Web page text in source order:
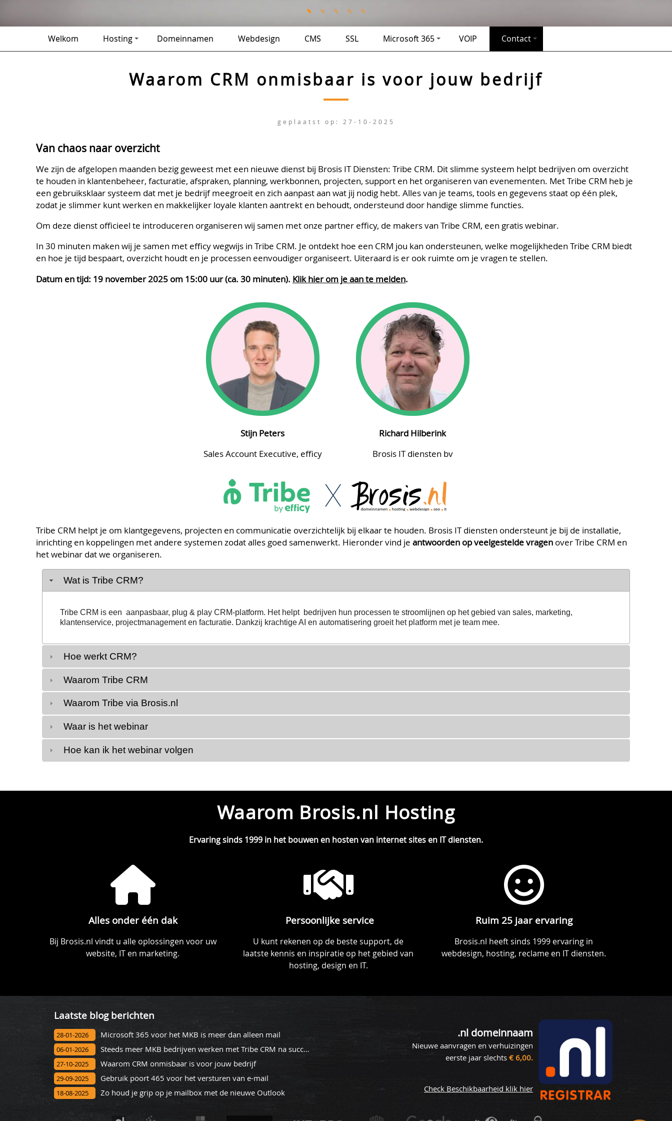
Welkom Hosting Domeinnamen Webdesign CMS SSL Microsoft 365 VOIP Contact
Waarom CRM onmisbaar is voor jouw bedrijf
geplaatst op: 27-10-2025
Van chaos naar overzicht
We zijn de afgelopen maanden bezig geweest met een nieuwe dienst bij Brosis IT Diensten: Tribe CRM. Dit slimme systeem helpt bedrijven om overzicht
te houden in klantenbeheer, facturatie, afspraken, planning, werkbonnen, projecten, support en het organiseren van evenementen. Met Tribe CRM heb je
een gebruiksklaar systeem dat met je bedrijf meegroeit en zich aanpast aan wat jij nodig hebt. Alles van je teams, tools en gegevens staat op één plek,
zodat je slimmer kunt werken en makkelijker loyale klanten aantrekt en behoudt, ondersteund door handige slimme functies.
Om deze dienst officieel te introduceren organiseren wij samen met onze partner efficy, de makers van Tribe CRM, een gratis webinar.
In 30 minuten maken wij je samen met efficy wegwijs in Tribe CRM. Je ontdekt hoe een CRM jou kan ondersteunen, welke mogelijkheden Tribe CRM biedt
en hoe je tijd bespaart, overzicht houdt en je processen eenvoudiger organiseert. Uiteraard is er ook ruimte om je vragen te stellen.
Datum en tijd: 19 november 2025 om 15:00 uur (ca. 30 minuten). Klik hier om je aan te melden.
Stijn Peters
Sales Account Executive, efficy
Richard Hilberink
Brosis IT diensten bv
Tribe CRM helpt je om klantgegevens, projecten en communicatie overzichtelijk bij elkaar te houden. Brosis IT diensten ondersteunt je bij de installatie,
inrichting en koppelingen met andere systemen zodat alles goed samenwerkt. Hieronder vind je antwoorden op veelgestelde vragen over Tribe CRM en
het webinar dat we organiseren.
Wat is Tribe CRM?
Tribe CRM is een aanpasbaar, plug & play CRM-platform. Het helpt bedrijven hun processen te stroomlijnen op het gebied van sales, marketing,
klantenservice, projectmanagement en facturatie. Dankzij krachtige AI en automatisering groeit het platform met je team mee.
Hoe werkt CRM?
Waarom Tribe CRM
Waarom Tribe via Brosis.nl
Waar is het webinar
Hoe kan ik het webinar volgen
Waarom Brosis.nl Hosting
Ervaring sinds 1999 in het bouwen en hosten van internet sites en IT diensten.
Alles onder één dak
Bij Brosis.nl vindt u alle oplossingen voor uw
website, IT en marketing.
Persoonlijke service
U kunt rekenen op de beste support, de
laatste kennis en inspiratie op het gebied van
hosting, design en IT.
Ruim 25 jaar ervaring
Brosis.nl heeft sinds 1999 ervaring in
webdesign, hosting, reclame en IT diensten.
Laatste blog berichten
28-01-2026 Microsoft 365 voor het MKB is meer dan alleen mail
06-01-2026 Steeds meer MKB bedrijven werken met Tribe CRM na succesvol onbo
27-10-2025 Waarom CRM onmisbaar is voor jouw bedrijf
29-09-2025 Gebruik poort 465 voor het versturen van e-mail
18-08-2025 Zo houd je grip op je mailbox met de nieuwe Outlook
.nl domeinnaam
Nieuwe aanvragen en verhuizingen
eerste jaar slechts € 6,00.
Check Beschikbaarheid klik hier